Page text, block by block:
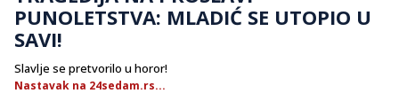
PUNOLETSTVA: MLADIĆ SE UTOPIO U
SAVI!
Slavlje se pretvorilo u horor!
Nastavak na 24sedam.rs...